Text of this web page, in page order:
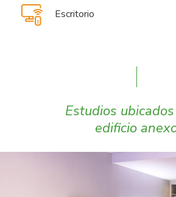
Escritorio
Estudios
edificio